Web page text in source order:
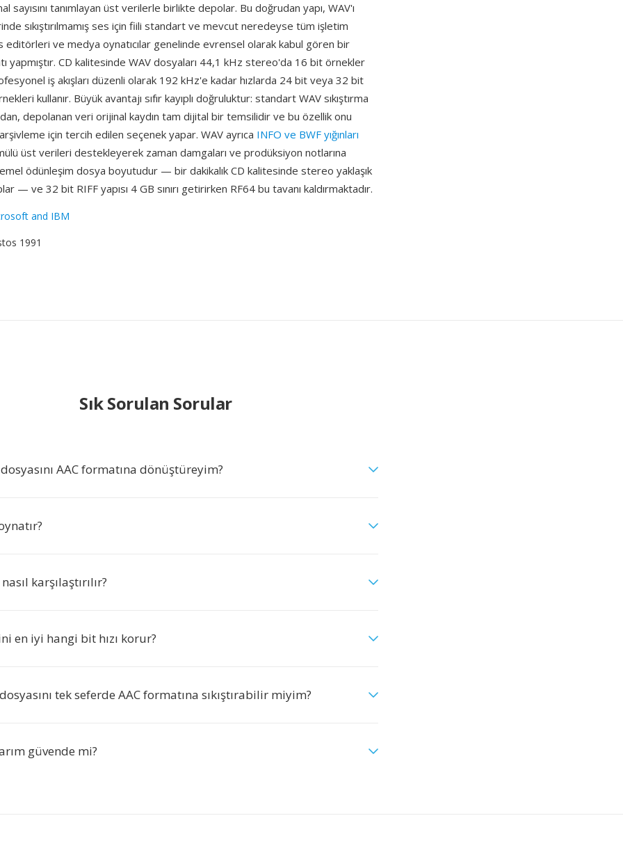
sayısını tanımlayan üst verilerle birlikte depolar. Bu doğrudan yapı, WAV'ı
sıkıştırılmamış ses için fiili standart ve mevcut neredeyse tüm işletim
ve medya oynatıcılar genelinde evrensel olarak kabul gören bir
yapmıştır. CD kalitesinde WAV dosyaları 44,1 kHz stereo'da 16 bit örnekler
iş akışları düzenli olarak 192 kHz'e kadar hızlarda 24 bit veya 32 bit
kullanır. Büyük avantajı sıfır kayıplı doğruluktur: standart WAV sıkıştırma
depolanan veri orijinal kaydın tam dijital bir temsilidir ve bu özellik onu
için tercih edilen seçenek yapar. WAV ayrıca INFO ve BWF yığınları
üst verileri destekleyerek zaman damgaları ve prodüksiyon notlarına
ödünleşim dosya boyutudur — bir dakikalık CD kalitesinde stereo yaklaşık
— ve 32 bit RIFF yapısı 4 GB sınırı getirirken RF64 bu tavanı kaldırmaktadır.
and IBM
1991
Sık Sorulan Sorular
AAC formatına dönüştüreyim?
karşılaştırılır?
en iyi hangi bit hızı korur?
tek seferde AAC formatına sıkıştırabilir miyim?
güvende mi?